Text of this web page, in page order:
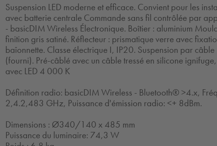
Suspension LED moderne et efficace. Convient pour les
avec batterie centrale Commande sans fil contrôlée par
- basicDIM Wireless Électronique. Boîtier : aluminium
finition gris satiné. Réflecteur : prismatique verre avec
baïonnette. Classe électrique I, IP20. Suspension par
(fourni). Pré-câblé avec un câble tressé en silicone
avec LED 4 000 K
Définition radio: basicDIM Wireless - Bluetooth® >4.x,
2,4.2,483 GHz, Puissance d'émission radio: <+ 8dBm.
Dimensions : Ø340/140 x 485 mm
Puissance du luminaire: 74,3 W